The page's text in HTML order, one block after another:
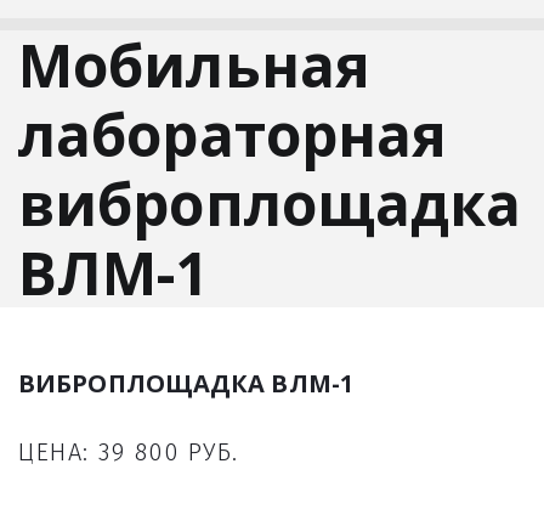
Мобильная
лабораторная
виброплощадка
ВЛМ-1
ВИБРОПЛОЩАДКА ВЛМ-1
ЦЕНА: 39 800 РУБ.